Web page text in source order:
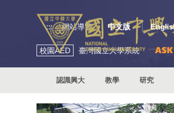
::: 網站導覽 中文版
校園AED 臺灣國立大學系統
認識興大 教學 研究